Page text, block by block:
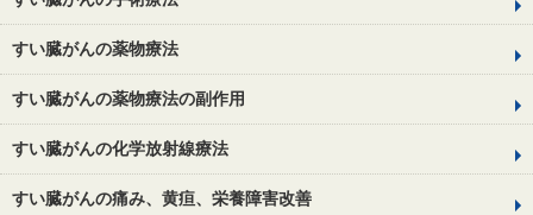
すい臓がんの薬物療法
すい臓がんの薬物療法の副作用
すい臓がんの化学放射線療法
すい臓がんの痛み、黄疸、栄養障害改善